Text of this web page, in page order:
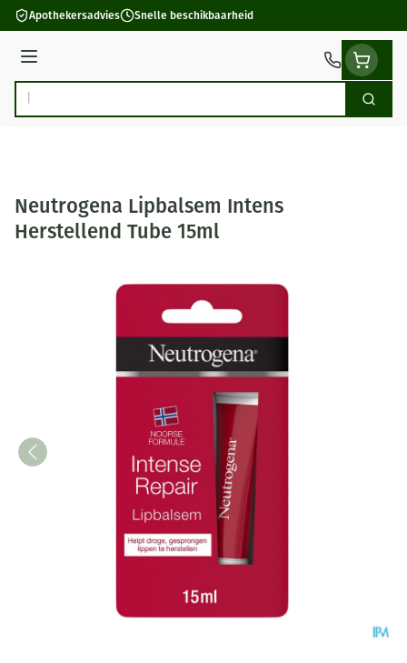
Ga naar de inhoud
Apothekersadvies Snelle beschikbaarheid
Menu
Product, merk, categorie... Zoek
Neutrogena Lipbalsem Intens
Herstellend Tube 15ml